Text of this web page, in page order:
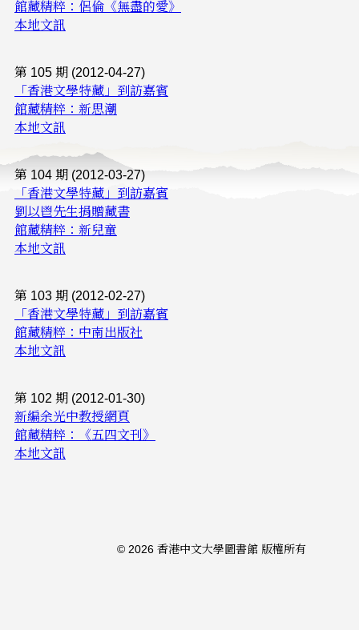
館藏精粹：侶倫《無盡的愛》
本地文訊
第 105 期 (2012-04-27)
「香港文學特藏」到訪嘉賓
館藏精粹：新思潮
本地文訊
第 104 期 (2012-03-27)
「香港文學特藏」到訪嘉賓
劉以鬯先生捐贈藏書
館藏精粹：新兒童
本地文訊
第 103 期 (2012-02-27)
「香港文學特藏」到訪嘉賓
館藏精粹：中南出版社
本地文訊
第 102 期 (2012-01-30)
新編余光中教授網頁
館藏精粹：《五四文刊》
本地文訊
© 2026 香港中文大學圖書館 版權所有